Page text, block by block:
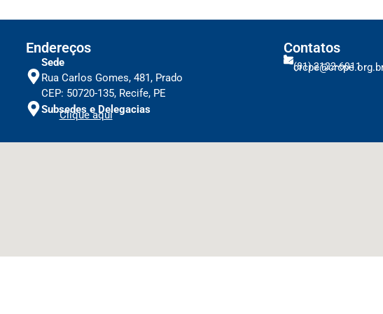
Endereços
Sede
Rua Carlos Gomes, 481, Prado
CEP: 50720-135, Recife, PE
Subsedes e Delegacias
Clique aqui
Contatos
(81) 2122-6011